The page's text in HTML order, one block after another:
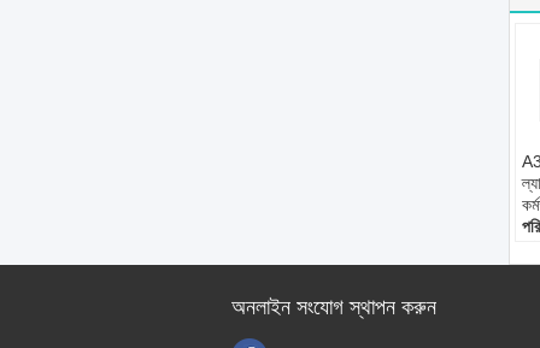
অনলাইন সংযোগ স্থাপন করুন